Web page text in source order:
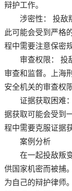
辩护工作。
涉密性： 投敌叛
此可能会受到严格
程中需要注意保密
审查权限： 投敌
审查和监督。上海
安全机关的审查权
证据获取困难：
据获取可能会受到
程中需要克服证据
案例分析
在一起投敌叛变
供国家机密而被捕
为自己的辩护律师